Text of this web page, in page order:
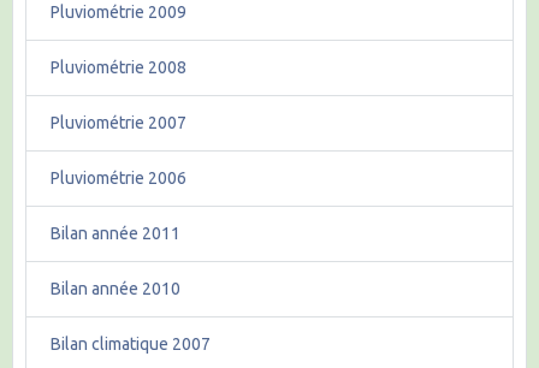
Pluviométrie 2009
Pluviométrie 2008
Pluviométrie 2007
Pluviométrie 2006
Bilan année 2011
Bilan année 2010
Bilan climatique 2007